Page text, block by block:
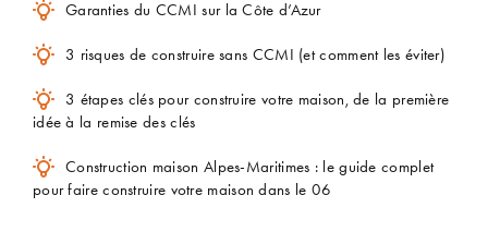
Garanties du CCMI sur la Côte d’Azur
3 risques de construire sans CCMI (et comment les éviter)
3 étapes clés pour construire votre maison, de la première
idée à la remise des clés
Construction maison Alpes-Maritimes : le guide complet
pour faire construire votre maison dans le 06